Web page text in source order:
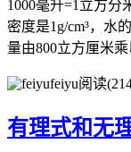
1000毫升=1立方分
密度是1g/cm³，水
量由800立方厘米
feiyu阅读
有理式和无